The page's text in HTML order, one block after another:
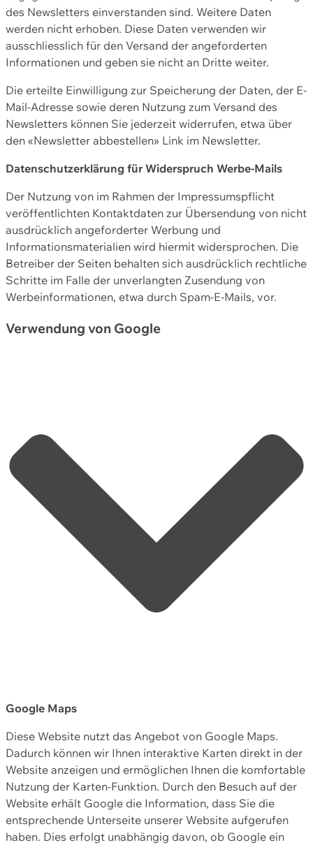
des Newsletters einverstanden sind. Weitere Daten
werden nicht erhoben. Diese Daten verwenden wir
ausschliesslich für den Versand der angeforderten
Informationen und geben sie nicht an Dritte weiter.
Die erteilte Einwilligung zur Speicherung der Daten, der E-
Mail-Adresse sowie deren Nutzung zum Versand des
Newsletters können Sie jederzeit widerrufen, etwa über
den «Newsletter abbestellen» Link im Newsletter.
Datenschutzerklärung für Widerspruch Werbe-Mails
Der Nutzung von im Rahmen der Impressumspflicht
veröffentlichten Kontaktdaten zur Übersendung von nicht
ausdrücklich angeforderter Werbung und
Informationsmaterialien wird hiermit widersprochen. Die
Betreiber der Seiten behalten sich ausdrücklich rechtliche
Schritte im Falle der unverlangten Zusendung von
Werbeinformationen, etwa durch Spam-E-Mails, vor.
Verwendung von Google
Google Maps
Diese Website nutzt das Angebot von Google Maps.
Dadurch können wir Ihnen interaktive Karten direkt in der
Website anzeigen und ermöglichen Ihnen die komfortable
Nutzung der Karten-Funktion. Durch den Besuch auf der
Website erhält Google die Information, dass Sie die
entsprechende Unterseite unserer Website aufgerufen
haben. Dies erfolgt unabhängig davon, ob Google ein